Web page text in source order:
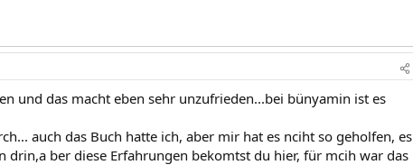
und das macht eben sehr unzufrieden...bei bünyamin ist es
auch das Buch hatte ich, aber mir hat es nciht so geholfen, es
drin,a ber diese Erfahrungen bekomtst du hier, für mcih war das